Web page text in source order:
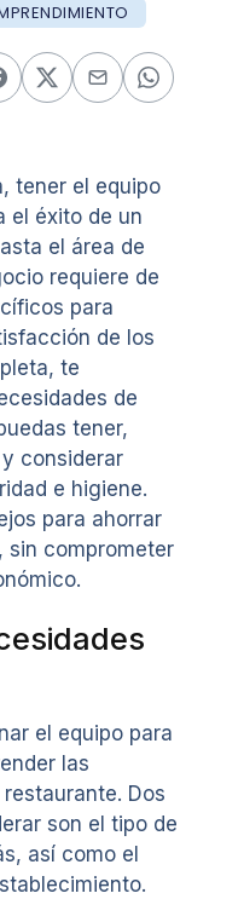
tener el equipo
el éxito de un
el área de
requiere de
para
de los
te
de
tener,
considerar
e higiene.
para ahorrar
sin comprometer
el equipo para
las
Dos
son el tipo de
así como el